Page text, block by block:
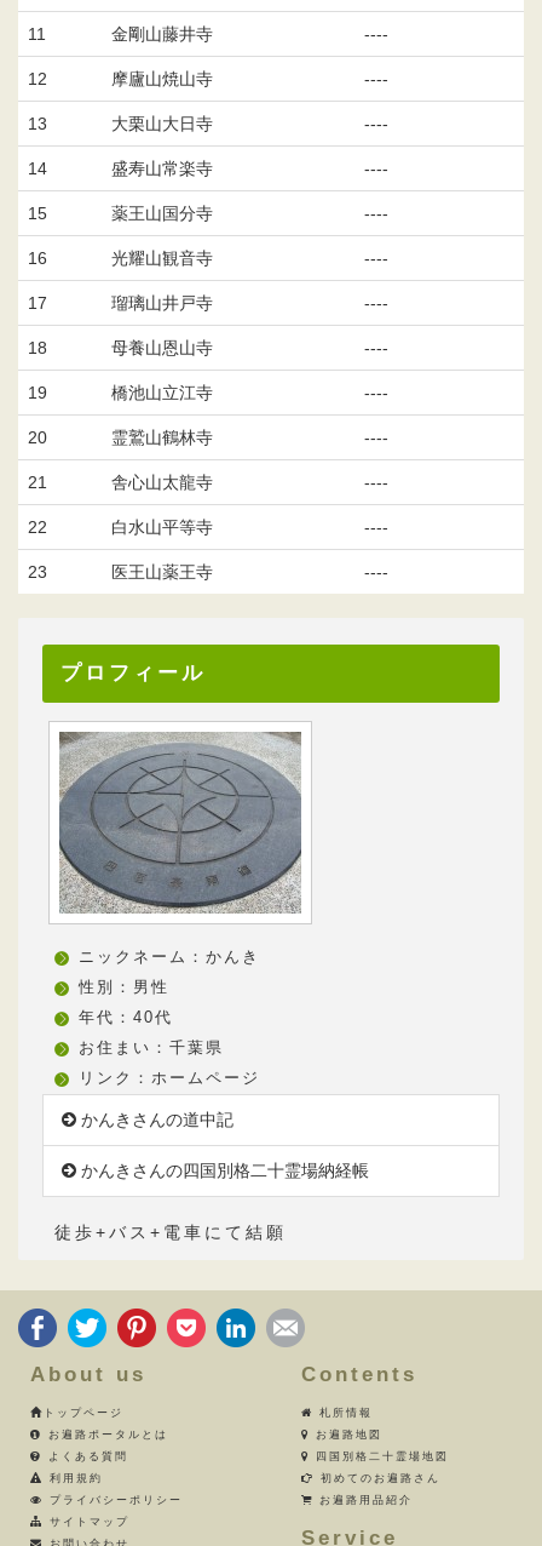
11 金剛山藤井寺 ----
12 摩廬山焼山寺 ----
13 大栗山大日寺 ----
14 盛寿山常楽寺 ----
15 薬王山国分寺 ----
16 光耀山観音寺 ----
17 瑠璃山井戸寺 ----
18 母養山恩山寺 ----
19 橋池山立江寺 ----
20 霊鷲山鶴林寺 ----
21 舎心山太龍寺 ----
22 白水山平等寺 ----
23 医王山薬王寺 ----
プロフィール
ニックネーム：かんき
性別：男性
年代：40代
お住まい：千葉県
リンク： ホームページ
かんきさんの道中記
かんきさんの四国別格二十霊場納経帳
徒歩+バス+電車にて結願
About us
トップページ
お遍路ポータルとは
よくある質問
利用規約
プライバシーポリシー
サイトマップ
お問い合わせ
Contents
札所情報
お遍路地図
四国別格二十霊場地図
初めてのお遍路さん
お遍路用品紹介
Service